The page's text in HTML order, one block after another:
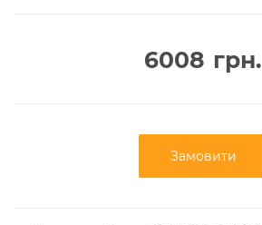
6008 грн.
Замовити